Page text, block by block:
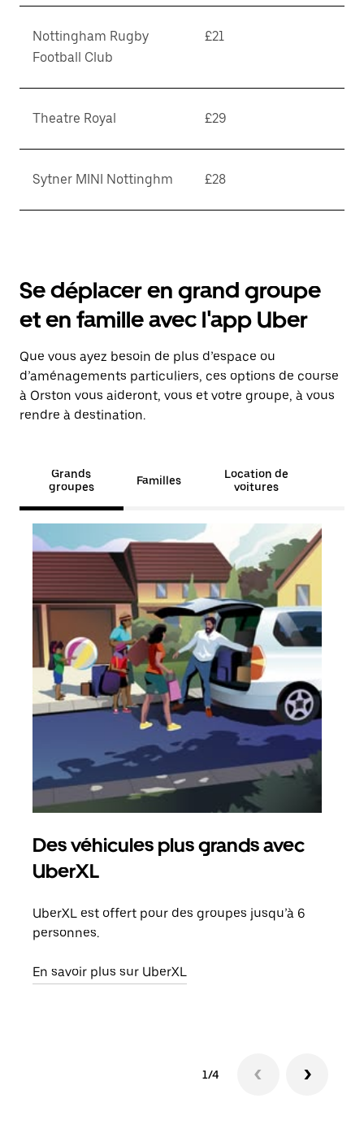
Nottingham Rugby
Football Club
£21
Theatre Royal £29
Sytner MINI Nottinghm £28
Se déplacer en grand groupe
et en famille avec l'app Uber
Que vous ayez besoin de plus d’espace ou
d’aménagements particuliers, ces options de course
à Orston vous aideront, vous et votre groupe, à vous
rendre à destination.
Grands
groupes
Familles
Location de
voitures
Des véhicules plus grands avec
UberXL
UberXL est offert pour des groupes jusqu’à 6
personnes.
En savoir plus sur UberXL
1/4